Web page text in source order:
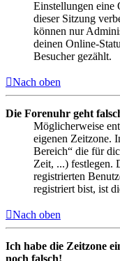
Einstellungen eine
dieser Sitzung
können nur
deinen Online-
Besucher gezählt.
Nach oben
Die Forenuhr geht
Möglicherweise
eigenen Zeitzone.
Bereich“ die für
Zeit, ...) festlegen.
registrierten
registriert bist, ist
Nach oben
Ich habe die Zeitzone
noch falsch!